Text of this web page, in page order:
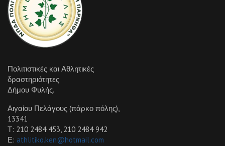
Πολιτιστικές και Αθλητικές
δραστηριότητες
Δήμου Φυλής.
Αιγαίου Πελάγους (πάρκο πόλης),
13341
Τ: 210 2484 453, 210 2484 942
Ε: athlitiko.ken@hotmail.com